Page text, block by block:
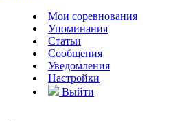
Мои соревнования
Упоминания
Статьи
Сообщения
Уведомления
Настройки
Выйти